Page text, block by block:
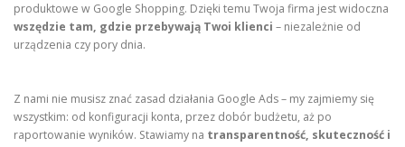
produktowe w Google Shopping. Dzięki temu Twoja firma jest widoczna
wszędzie tam, gdzie przebywają Twoi klienci – niezależnie od
urządzenia czy pory dnia.
Z nami nie musisz znać zasad działania Google Ads – my zajmiemy się
wszystkim: od konfiguracji konta, przez dobór budżetu, aż po
raportowanie wyników. Stawiamy na transparentność, skuteczność i